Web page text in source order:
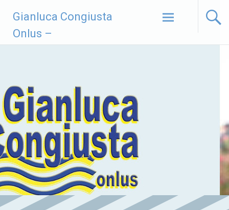
contenuto
Gianluca Congiusta
Onlus –